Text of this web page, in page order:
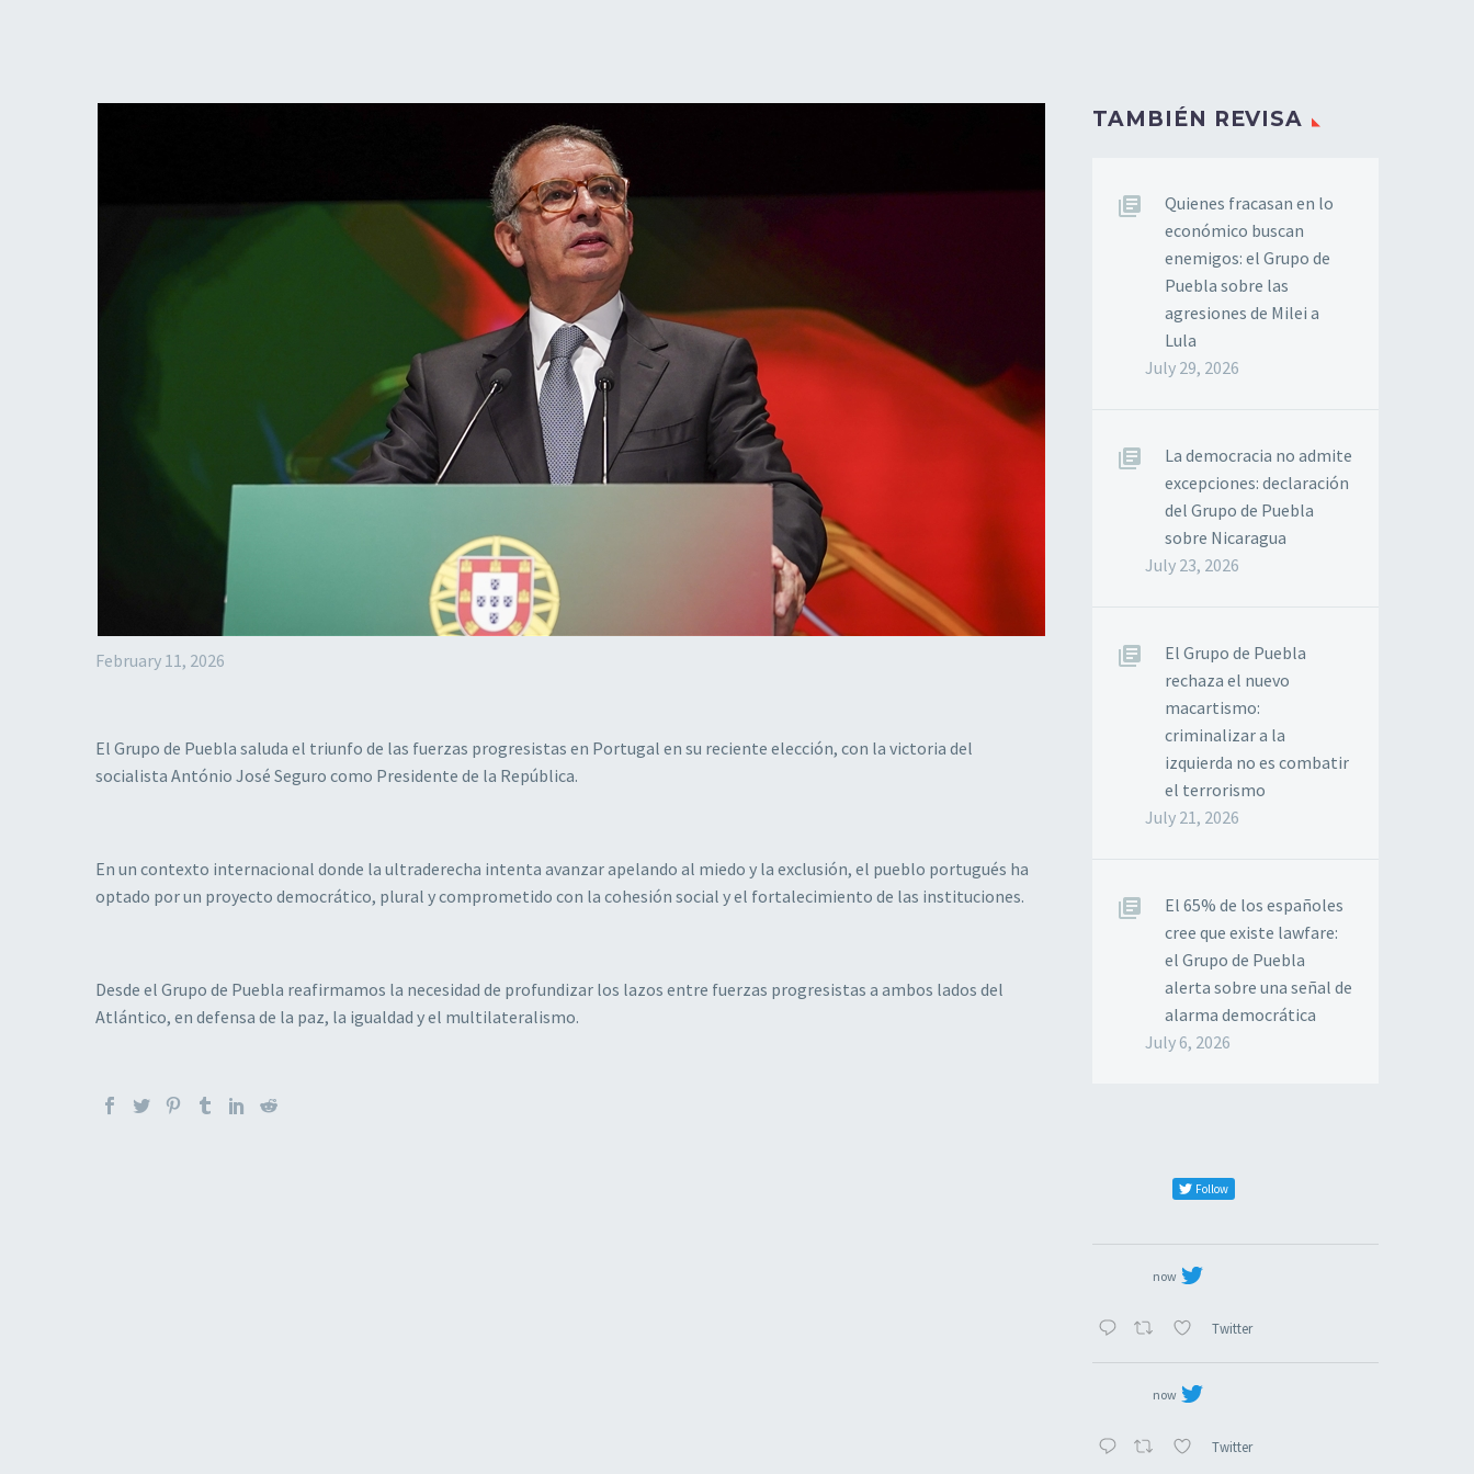
February 11, 2026
El Grupo de Puebla saluda el triunfo de las fuerzas progresistas en Portugal en su reciente elección, con la victoria del
socialista António José Seguro como Presidente de la República.
En un contexto internacional donde la ultraderecha intenta avanzar apelando al miedo y la exclusión, el pueblo portugués ha
optado por un proyecto democrático, plural y comprometido con la cohesión social y el fortalecimiento de las instituciones.
Desde el Grupo de Puebla reafirmamos la necesidad de profundizar los lazos entre fuerzas progresistas a ambos lados del
Atlántico, en defensa de la paz, la igualdad y el multilateralismo.
TAMBIÉN REVISA
Quienes fracasan en lo
económico buscan
enemigos: el Grupo de
Puebla sobre las
agresiones de Milei a
Lula
July 29, 2026
La democracia no admite
excepciones: declaración
del Grupo de Puebla
sobre Nicaragua
July 23, 2026
El Grupo de Puebla
rechaza el nuevo
macartismo:
criminalizar a la
izquierda no es combatir
el terrorismo
July 21, 2026
El 65% de los españoles
cree que existe lawfare:
el Grupo de Puebla
alerta sobre una señal de
alarma democrática
July 6, 2026
Follow
now
Twitter
now
Twitter